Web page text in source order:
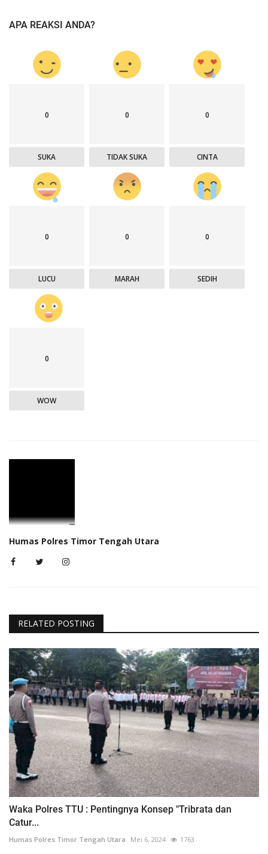
APA REAKSI ANDA?
0
SUKA
0
TIDAK SUKA
0
CINTA
0
LUCU
0
MARAH
0
SEDIH
0
WOW
Humas Polres Timor Tengah Utara
RELATED POSTING
Waka Polres TTU : Pentingnya Konsep "Tribrata dan
Catur...
Humas Polres Timor Tengah Utara Mei 6, 2024 1763